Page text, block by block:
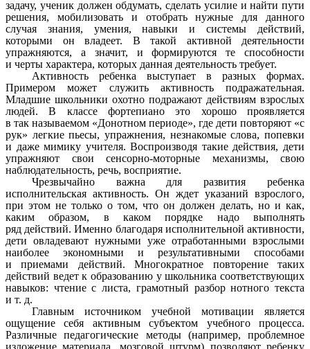
задачу, ученик должен обдумать, сделать усилие и найти пути
решения, мобилизовать и отобрать нужные для данного
случая знания, умения, навыки и системы действий,
которыми он владеет. В такой активной деятельности
упражняются, а значит, и формируются те способности
и черты характера, которых данная деятельность требует.
Активность ребенка выступает в разных формах.
Примером может служить активность подражательная.
Младшие школьники охотно подражают действиям взрослых
людей. В классе фортепиано это хорошо проявляется
в так называемом «Донотном периоде», где дети повторяют «с
рук» легкие пьесы, упражнения, незнакомые слова, попевки
и даже мимику учителя. Воспроизводя такие действия, дети
упражняют свои сенсорно-моторные механизмы, свою
наблюдательность, речь, восприятие.
Чрезвычайно важна для развития ребенка
исполнительская активность. Он ждет указаний взрослого,
при этом не только о том, что он должен делать, но и как,
каким образом, в каком порядке надо выполнять
ряд действий. Именно благодаря исполнительной активности,
дети овладевают нужными уже отработанными взрослыми
наиболее экономными и результативными способами
и приемами действий. Многократное повторение таких
действий ведет к образованию у школьника соответствующих
навыков: чтение с листа, грамотный разбор нотного текста
и т. д.
Главным источником учебной мотивации является
ощущение себя активным субъектом учебного процесса.
Различные педагогические методы (например, проблемное
изложение материала, мозговой штурм) позволяют ребенку